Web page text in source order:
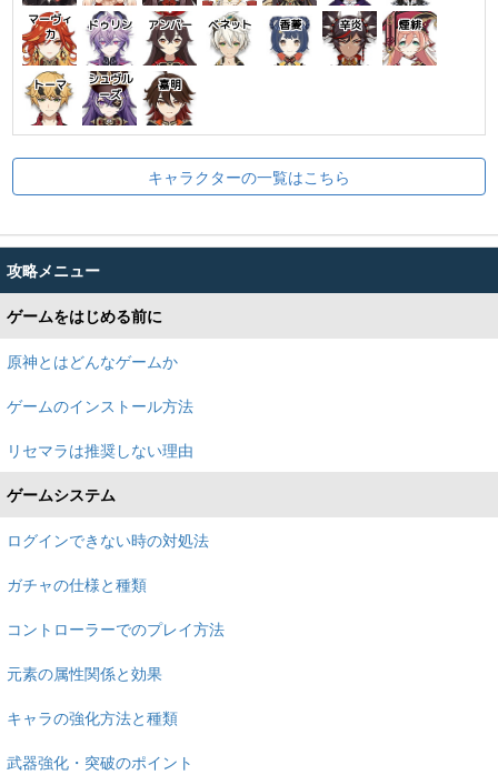
マーヴィ
カ
ドゥリン アンバー ベネット 香菱 辛炎 煙緋
トーマ
シュヴル
ーズ
嘉明
キャラクターの一覧はこちら
攻略メニュー
ゲームをはじめる前に
原神とはどんなゲームか
ゲームのインストール方法
リセマラは推奨しない理由
ゲームシステム
ログインできない時の対処法
ガチャの仕様と種類
コントローラーでのプレイ方法
元素の属性関係と効果
キャラの強化方法と種類
武器強化・突破のポイント